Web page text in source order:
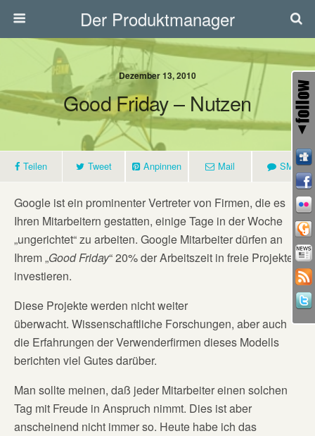
Der Produktmanager
Dezember 13, 2010
Good Friday – Nutzen
Teilen Tweet Anpinnen Mail SMS
Google ist ein prominenter Vertreter von Firmen, die es
Ihren Mitarbeitern gestatten, einige Tage in der Woche
„ungerichtet“ zu arbeiten. Google Mitarbeiter dürfen an
Ihrem „Good Friday“ 20% der Arbeitszeit in freie Projekte
investieren.
Diese Projekte werden nicht weiter
überwacht. Wissenschaftliche Forschungen, aber auch
die Erfahrungen der Verwenderfirmen dieses Modells
berichten viel Gutes darüber.
Man sollte meinen, daß jeder Mitarbeiter einen solchen
Tag mit Freude in Anspruch nimmt. Dies ist aber
anscheinend nicht immer so. Heute habe ich das